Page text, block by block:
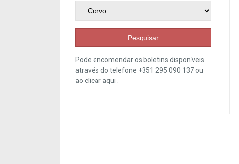
Pesquisar
Pode encomendar os boletins disponíveis
através do telefone +351 295 090 137 ou
ao clicaraqui